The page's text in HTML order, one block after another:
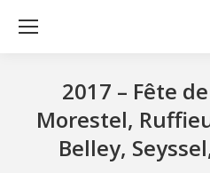
2017 – Fête
Morestel,
Belley,